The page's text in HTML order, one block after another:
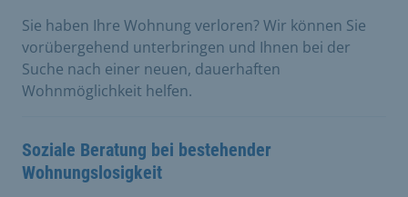
Sie haben Ihre Wohnung verloren? Wir können Sie
vorübergehend unterbringen und Ihnen bei der
Suche nach einer neuen, dauerhaften
Wohnmöglichkeit helfen.
Soziale Beratung bei bestehender
Wohnungslosigkeit